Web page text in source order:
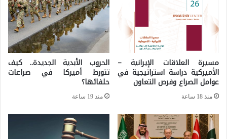
ن
ل
ق
ت
م
ر
ا
مسيرة العلاقات الإيرانية –
الأميركية دراسة استراتيجية في
عوامل الصراع وفرص التعاون
منذ 18 ساعة
الحروب الأبدية الجديدة.. كيف
تتورط أميركا في صراعات
حلفائها؟
منذ 19 ساعة